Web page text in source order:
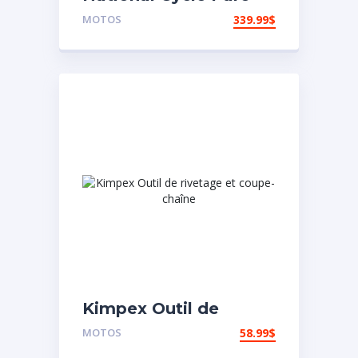
brise aéroacoustique
MOTOS 339.99$
Kimpex Outil de
rivetage et coupe-
MOTOS 58.99$